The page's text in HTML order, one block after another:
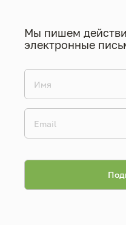
Мы пишем
электронные